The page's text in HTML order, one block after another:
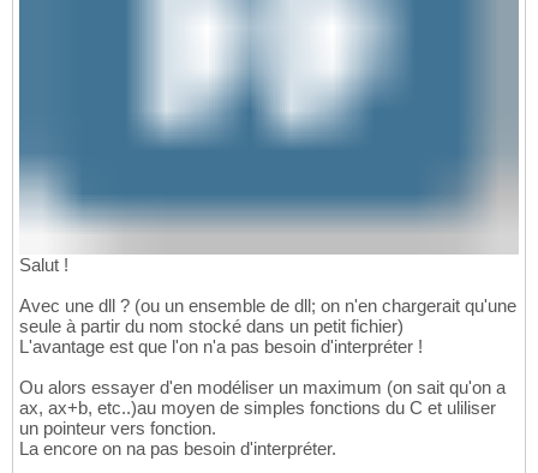
Salut !
Avec une dll ? (ou un ensemble de dll; on n'en chargerait qu'une
seule à partir du nom stocké dans un petit fichier)
L'avantage est que l'on n'a pas besoin d'interpréter !
Ou alors essayer d'en modéliser un maximum (on sait qu'on a
ax, ax+b, etc..)au moyen de simples fonctions du C et uliliser
un pointeur vers fonction.
La encore on na pas besoin d'interpréter.